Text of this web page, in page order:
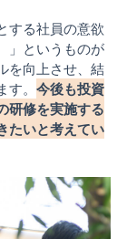
する社員の意欲
」というものが
を向上させ、結
。 今後も投資
研修を実施する
たいと考えてい